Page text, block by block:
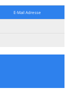
E-Mail Adresse